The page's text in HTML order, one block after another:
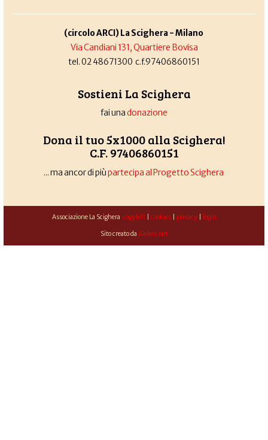
(circolo ARCI) La Scighera - Milano
Via Candiani 131, Quartiere Bovisa
tel. 02 48671300 c.f.97406860151
Sostieni La Scighera
fai unadonazione
Dona il tuo 5x1000 alla Scighera!
C.F. 97406860151
... ma ancor di piùpartecipa al Progetto Scighera
Associazione La Scighera copyleft| cookies| privacy| login
Sito creato da Alekos.net